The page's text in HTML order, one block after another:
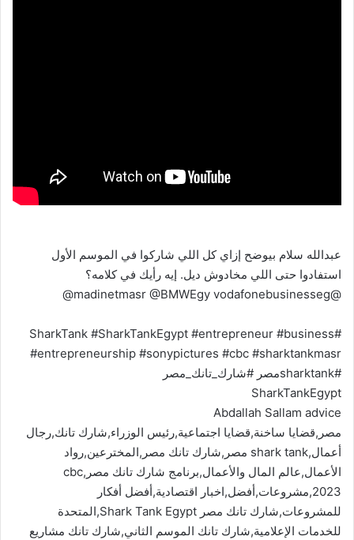
عبدالله سلام بيوضح إزاي كل اللي شاركوا في الموسم الأول
استفادوا حتى اللي مخادوش ديل. إيه رأيك في كلامه؟
@madinetmasr @BMWEgy vodafonebusinesseg@
#SharkTank #SharkTankEgypt #entrepreneur #business
#entrepreneurship #sonypictures #cbc #sharktankmasr
#sharktankمصر #شارك_تانك_مصر
SharkTankEgypt
Abdallah Sallam advice
مصر,قضايا ساخنة,قضايا اجتماعية,رئيس الوزراء,شارك تانك,رجال
أعمال,shark tank مصر,شارك تانك مصر,المخترعين,رواد
الأعمال,عالم المال والأعمال,برنامج شارك تانك مصر,cbc
2023,مشروعات,أفضل,اخبار اقتصادية,أفضل أفكار
للمشروعات,شارك تانك مصر Shark Tank Egypt,المتحدة
للخدمات الإعلامية,شارك تانك الموسم الثاني,شارك تانك مشاريع